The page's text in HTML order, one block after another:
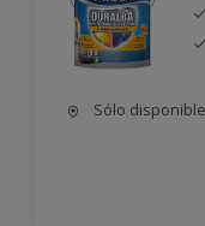
Sólo